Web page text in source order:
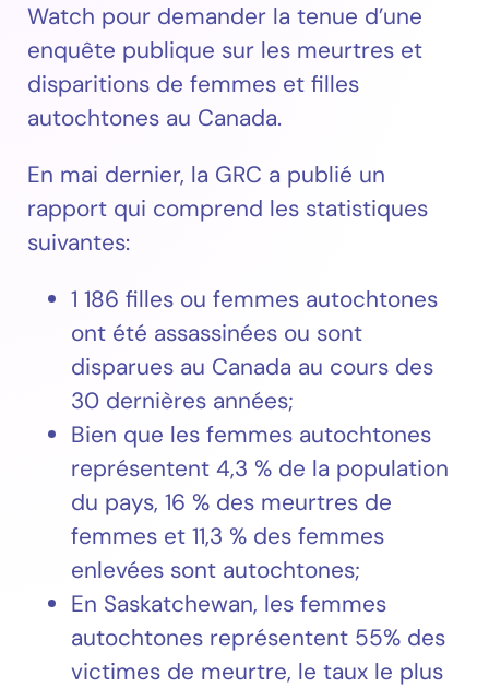
Watch pour demander la tenue d’une
enquête publique sur les meurtres et
disparitions de femmes et filles
autochtones au Canada.
En mai dernier, la GRC a publié un
rapport qui comprend les statistiques
suivantes:
1 186 filles ou femmes autochtones
ont été assassinées ou sont
disparues au Canada au cours des
30 dernières années;
Bien que les femmes autochtones
représentent 4,3 % de la population
du pays, 16 % des meurtres de
femmes et 11,3 % des femmes
enlevées sont autochtones;
En Saskatchewan, les femmes
autochtones représentent 55% des
victimes de meurtre, le taux le plus